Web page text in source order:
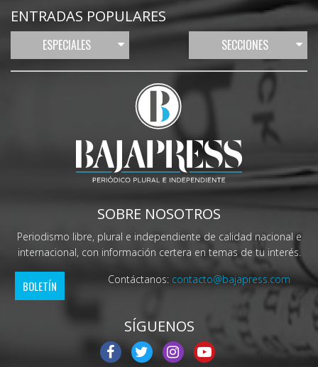
ENTRADAS POPULARES
ESPECIALES SECCIONES
SOBRE NOSOTROS
Periodismo libre, plural e independiente de calidad nacional e
internacional, con información certera en temas de tu interés.
BOLETÍN Contáctanos: contacto@bajapress.com
SÍGUENOS